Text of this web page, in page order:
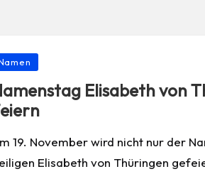
Elisabeth von
19. November wird nicht nur der
Elisabeth von Thüringen